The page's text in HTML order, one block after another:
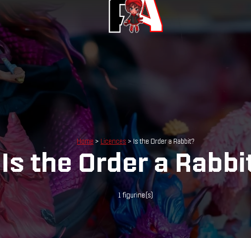
Home > Licences > Is the Order a Rabbit?
Is the Order a
1 figurine(s)